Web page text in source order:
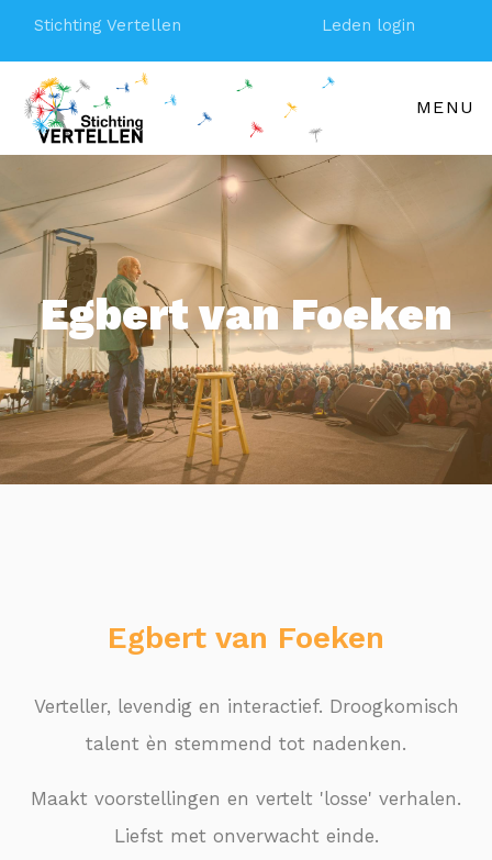
Stichting Vertellen Leden login
MENU
Egbert van Foeken
Egbert van Foeken
Verteller, levendig en interactief. Droogkomisch
talent èn stemmend tot nadenken.
Maakt voorstellingen en vertelt 'losse' verhalen.
Liefst met onverwacht einde.